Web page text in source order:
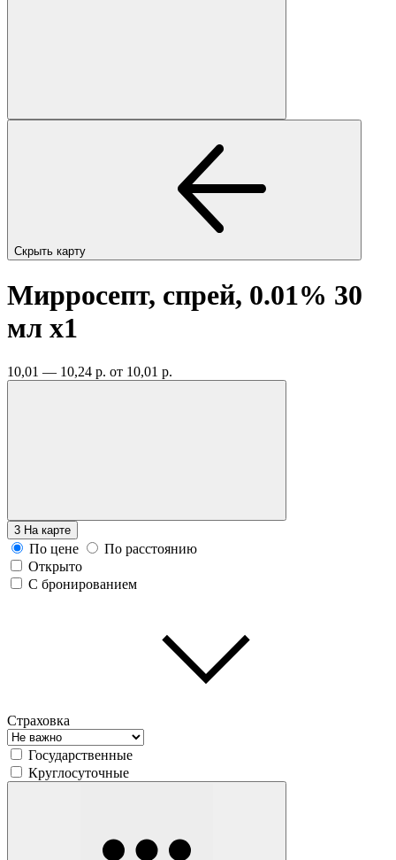
Скрыть карту
Мирросепт, спрей, 0.01% 30
мл x1
10,01 — 10,24 р. от 10,01 р.
3 На карте
По цене
По расстоянию
Открыто
С бронированием
Страховка
Государственные
Круглосуточные